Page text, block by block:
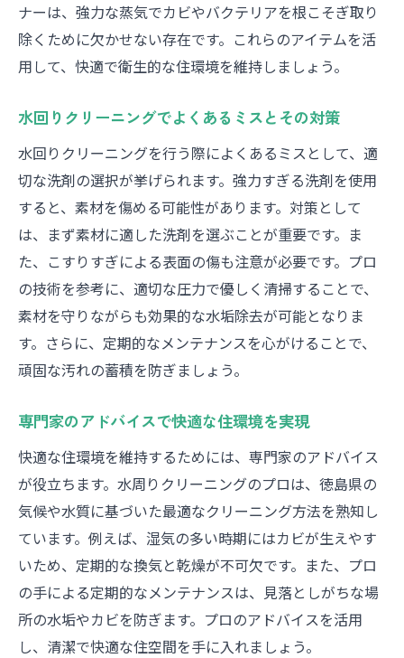
ナーは、強力な蒸気でカビやバクテリアを根こそぎ取り
除くために欠かせない存在です。これらのアイテムを活
用して、快適で衛生的な住環境を維持しましょう。
水回りクリーニングでよくあるミスとその対策
水回りクリーニングを行う際によくあるミスとして、適
切な洗剤の選択が挙げられます。強力すぎる洗剤を使用
すると、素材を傷める可能性があります。対策として
は、まず素材に適した洗剤を選ぶことが重要です。ま
た、こすりすぎによる表面の傷も注意が必要です。プロ
の技術を参考に、適切な圧力で優しく清掃することで、
素材を守りながらも効果的な水垢除去が可能となりま
す。さらに、定期的なメンテナンスを心がけることで、
頑固な汚れの蓄積を防ぎましょう。
専門家のアドバイスで快適な住環境を実現
快適な住環境を維持するためには、専門家のアドバイス
が役立ちます。水周りクリーニングのプロは、徳島県の
気候や水質に基づいた最適なクリーニング方法を熟知し
ています。例えば、湿気の多い時期にはカビが生えやす
いため、定期的な換気と乾燥が不可欠です。また、プロ
の手による定期的なメンテナンスは、見落としがちな場
所の水垢やカビを防ぎます。プロのアドバイスを活用
し、清潔で快適な住空間を手に入れましょう。